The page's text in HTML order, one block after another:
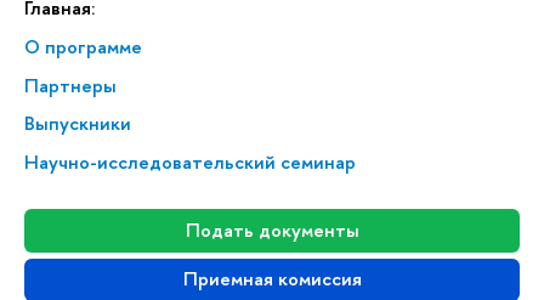
Главная:
О программе
Партнеры
Выпускники
На­уч­но-ис­сле­до­ва­тель­ский семинар
Подать документы
Приемная комиссия